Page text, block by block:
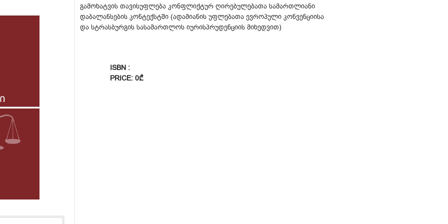
გამოხატვის თავისუფლება კონფლიქტურ ღირებულებათა სამართლიანი
დაბალანსების კონტექსტში (ადამიანის უფლებათა ევროპული კონვენციისა
და სტრასბურგის სასამართლოს იურისპრუდენციის მიხედვით)
ISBN :
PRICE: 0₾